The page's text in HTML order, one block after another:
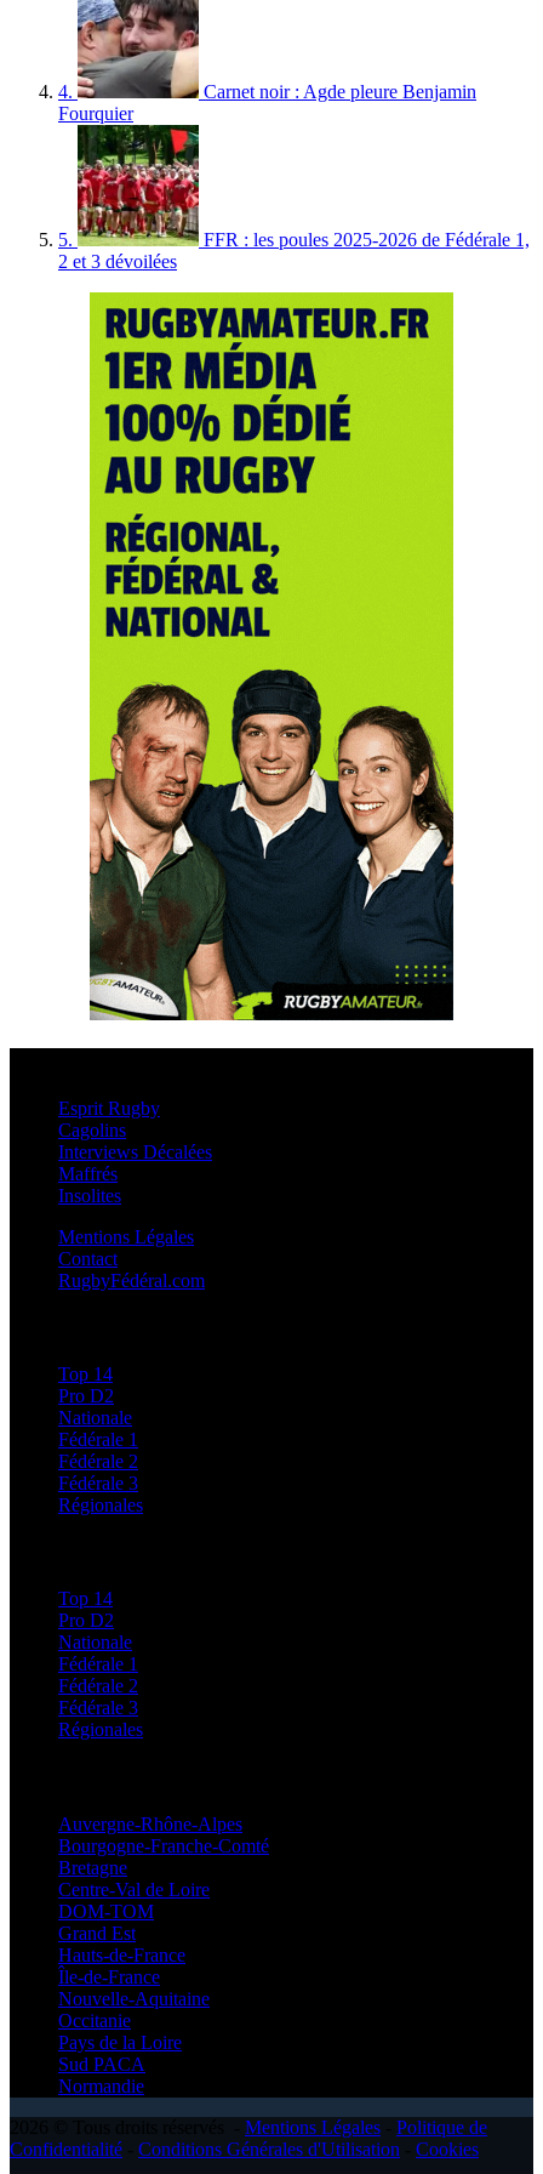
4.
Carnet noir : Agde pleure Benjamin
Fourquier
5.
FFR : les poules 2025-2026 de Fédérale 1,
2 et 3 dévoilées
Esprit Rugby
Cagolins
Interviews Décalées
Maffrés
Insolites
Mentions Légales
Contact
RugbyFédéral.com
Top 14
Pro D2
Nationale
Fédérale 1
Fédérale 2
Fédérale 3
Régionales
Top 14
Pro D2
Nationale
Fédérale 1
Fédérale 2
Fédérale 3
Régionales
Auvergne-Rhône-Alpes
Bourgogne-Franche-Comté
Bretagne
Centre-Val de Loire
DOM-TOM
Grand Est
Hauts-de-France
Île-de-France
Nouvelle-Aquitaine
Occitanie
Pays de la Loire
Sud PACA
Normandie
Mentions Légales
Politique de
Confidentialité
Conditions Générales d'Utilisation
Cookies